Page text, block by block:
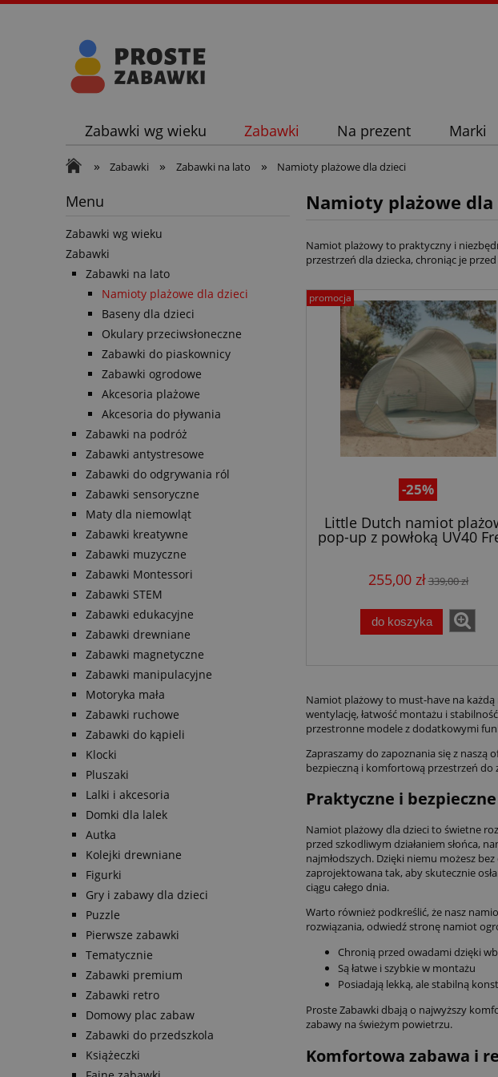
Zabawki wg wieku Zabawki Na prezent Marki
» Zabawki » Zabawki na lato » Namioty plażowe dla dzieci
Menu
Zabawki wg wieku
Zabawki
Zabawki na lato
Namioty plażowe dla dzieci
Baseny dla dzieci
Okulary przeciwsłoneczne
Zabawki do piaskownicy
Zabawki ogrodowe
Akcesoria plażowe
Akcesoria do pływania
Zabawki na podróż
Zabawki antystresowe
Zabawki do odgrywania ról
Zabawki sensoryczne
Maty dla niemowląt
Zabawki kreatywne
Zabawki muzyczne
Zabawki Montessori
Zabawki STEM
Zabawki edukacyjne
Zabawki drewniane
Zabawki magnetyczne
Zabawki manipulacyjne
Motoryka mała
Zabawki ruchowe
Zabawki do kąpieli
Klocki
Pluszaki
Lalki i akcesoria
Domki dla lalek
Autka
Kolejki drewniane
Figurki
Gry i zabawy dla dzieci
Puzzle
Pierwsze zabawki
Tematycznie
Zabawki premium
Zabawki retro
Domowy plac zabaw
Zabawki do przedszkola
Książeczki
Namioty plażowe dla
Namiot plażowy to praktyczny i
przestrzeń dla dziecka, chroniąc je
-25%
Little Dutch namiot
pop-up z powłoką UV40
Greens
255,00 zł339,00 zł
do koszyka
promocja
Namiot plażowy to must-have na
wentylację, łatwość montażu i
przestronne modele z dodatkowymi
Zapraszamy do zapoznania się z
bezpieczną i komfortową przestrzeń do
Praktyczne i
Namiot plażowy dla dzieci to świetne
przed szkodliwym działaniem słońca,
najmłodszych. Dzięki niemu możesz
zaprojektowana tak, aby skutecznie
ciągu całego dnia.
Warto również podkreślić, że nasz
rozwiązania, odwiedź stronę namiot
Chronią przed owadami dzięki
Są łatwe i szybkie w montażu
Posiadają lekką, ale stabilną
Proste Zabawki dbają o najwyższy
zabawy na świeżym powietrzu.
Komfortowa zabawa i